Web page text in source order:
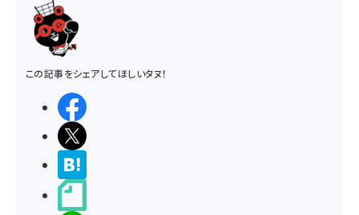
この記事をシェアしてほしいタヌ！